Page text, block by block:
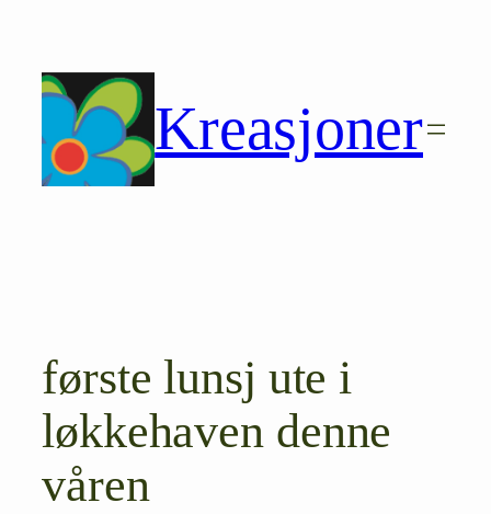
innhold
Kreasjoner
første lunsj ute i
løkkehaven denne
våren